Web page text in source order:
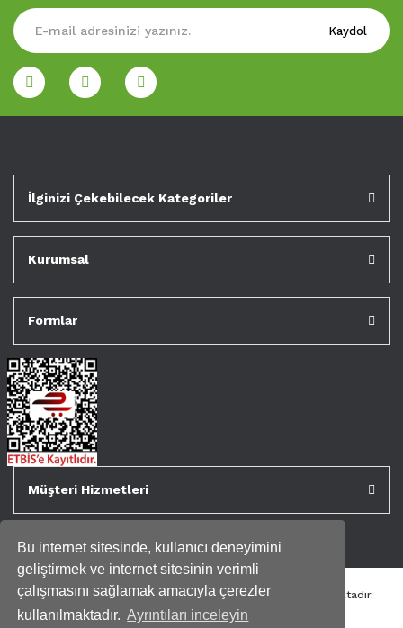
Bu internet sitesinde, kullanıcı deneyimini
geliştirmek ve internet sitesinin verimli
çalışmasını sağlamak amacıyla çerezler
kullanılmaktadır. Ayrıntıları inceleyin
Kaydol
İlginizi Çekebilecek Kategoriler
Kurumsal
Formlar
Müşteri Hizmetleri
Tüm kredi kartı bilgileriniz 256bit SSL Sertifikası ile korunmaktadır.
Genispencere.com Tüm Hakları Saklıdır.